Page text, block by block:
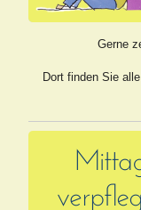
Gerne
Dort finden Sie